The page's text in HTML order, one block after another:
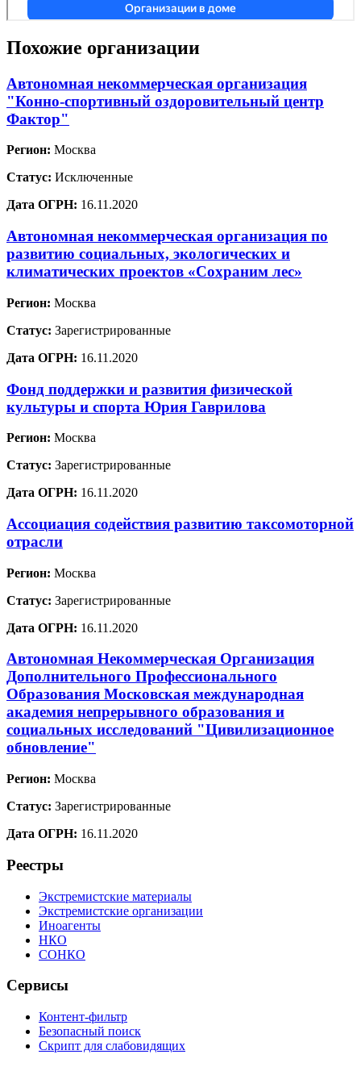
Похожие организации
Автономная некоммерческая организация
"Конно-спортивный оздоровительный центр
Фактор"
Регион: Москва
Статус: Исключенные
Дата ОГРН: 16.11.2020
Автономная некоммерческая организация по
развитию социальных, экологических и
климатических проектов «Сохраним лес»
Регион: Москва
Статус: Зарегистрированные
Дата ОГРН: 16.11.2020
Фонд поддержки и развития физической
культуры и спорта Юрия Гаврилова
Регион: Москва
Статус: Зарегистрированные
Дата ОГРН: 16.11.2020
Ассоциация содействия развитию таксомоторной
отрасли
Регион: Москва
Статус: Зарегистрированные
Дата ОГРН: 16.11.2020
Автономная Некоммерческая Организация
Дополнительного Профессионального
Образования Московская международная
академия непрерывного образования и
социальных исследований "Цивилизационное
обновление"
Регион: Москва
Статус: Зарегистрированные
Дата ОГРН: 16.11.2020
Реестры
Экстремистские материалы
Экстремистские организации
Иноагенты
НКО
СОНКО
Сервисы
Контент-фильтр
Безопасный поиск
Скрипт для слабовидящих